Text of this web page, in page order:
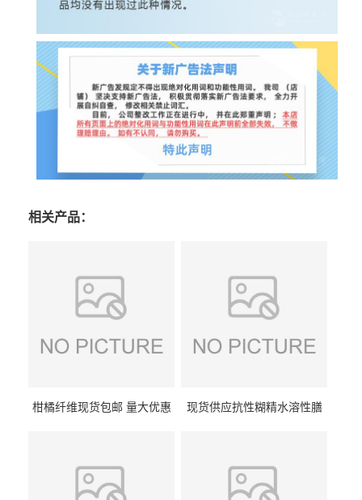
相关产品：
柑橘纤维现货包邮 量大优惠
现货供应抗性糊精水溶性膳